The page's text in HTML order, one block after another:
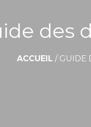
des
ACCUEIL / GUIDE